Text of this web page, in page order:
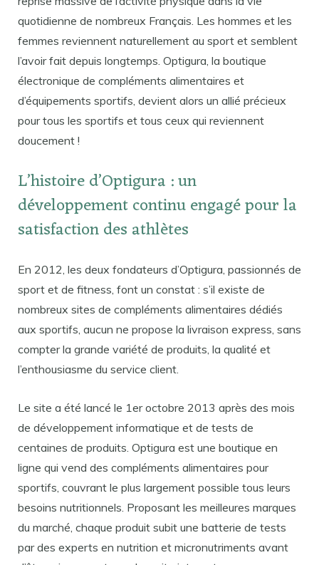
quotidienne de nombreux Français. Les hommes et les
femmes reviennent naturellement au sport et semblent
l’avoir fait depuis longtemps. Optigura, la boutique
électronique de compléments alimentaires et
d’équipements sportifs, devient alors un allié précieux
pour tous les sportifs et tous ceux qui reviennent
doucement !
L’histoire d’Optigura : un
développement continu engagé pour la
satisfaction des athlètes
En 2012, les deux fondateurs d’Optigura, passionnés de
sport et de fitness, font un constat : s’il existe de
nombreux sites de compléments alimentaires dédiés
aux sportifs, aucun ne propose la livraison express, sans
compter la grande variété de produits, la qualité et
l’enthousiasme du service client.
Le site a été lancé le 1er octobre 2013 après des mois
de développement informatique et de tests de
centaines de produits. Optigura est une boutique en
ligne qui vend des compléments alimentaires pour
sportifs, couvrant le plus largement possible tous leurs
besoins nutritionnels. Proposant les meilleures marques
du marché, chaque produit subit une batterie de tests
par des experts en nutrition et micronutriments avant